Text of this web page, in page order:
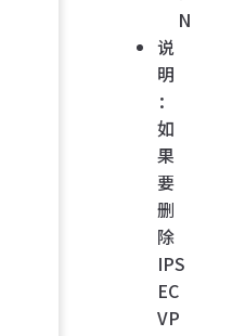
N
说
明
：
如
果
要
删
除
IPS
EC
VP